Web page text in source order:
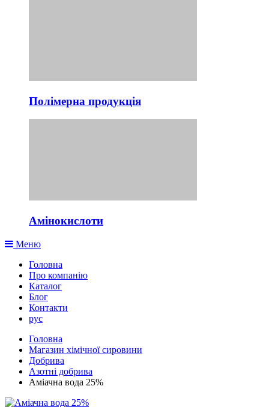
Полімерна продукція
Амінокислоти
Меню
Головна
Про компанію
Каталог
Блог
Контакти
рус
Головна
Магазин хімічної сировини
Добрива
Азотні добрива
Аміачна вода 25%